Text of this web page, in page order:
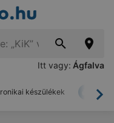
Itt vagy: Ágfalva
készülékek